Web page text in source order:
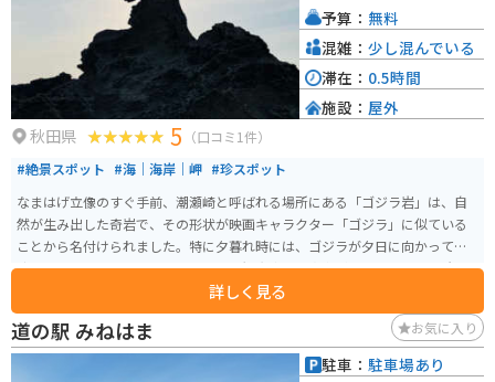
秋田県 5 （口コミ1件）
#絶景スポット #海｜海岸｜岬 #珍スポット
なまはげ立像のすぐ手前、潮瀬崎と呼ばれる場所にある「ゴジラ岩」は、自
然が生み出した奇岩で、その形状が映画キャラクター「ゴジラ」に似ている
ことから名付けられました。特に夕暮れ時には、ゴジラが夕日に向かって咆
哮しているように見えるため、多くの観光客や写真家が訪れます。 この岩
は、約3,000万年前の火山活動による火山礫凝灰岩が風化して形成されたもの
で、周辺には他にも「ガメラ岩」や「双子岩」などの奇岩が点在していま
す。アクセスは、秋田自動車道昭和男鹿半島ICから車で約50分で、駐車場か
ら岩場までは徒歩数分の距離にあります。
詳しく見る
予算： 無料
混雑： 少し混んでいる
滞在： 0.5時間
施設： 屋外
道の駅 みねはま お気に入り
駐車： 駐車場あり